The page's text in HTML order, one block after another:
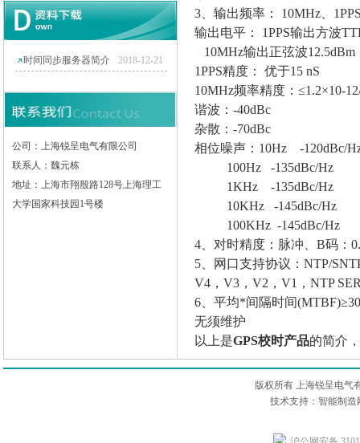
时间同步服务器简介 2018-12-21
公司：上海锐呈电气有限公司
联系人：魏元栋
地址：上海市翔殷路128号上海理工
大学国家科技园1号楼
3 、输出频率： 10MHz、
输出电平： 1PPS输出方波
10MHz输出正弦波12.5dBm
1PPS精度： 优于15 nS
10MHz频率精度：≤1.2×10-
谐波：-40dBc
杂散：-70dBc
相位噪声：10Hz -120dBc/
100Hz -135dBc/Hz
1KHz -135dBc/Hz
10KHz -145dBc/Hz
100KHz -145dBc/Hz
4 、对时精度：脉冲、B码：
5 、网口支持协议：NTP/
V4，V3，V2，V1，NTP
6 、平均*间隔时间
无须维护
以上是GPS校时产品的简介
版权所有 上海锐呈电气
技术支持：智能制造